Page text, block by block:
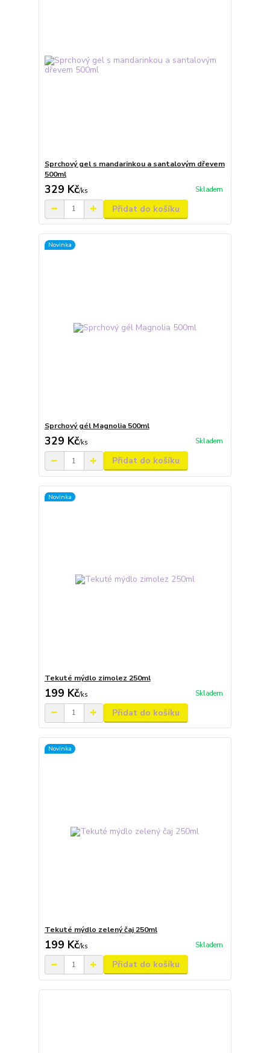
Sprchový gel s mandarinkou a santalovým dřevem
500ml
329 Kč/ks Skladem
Přidat do košíku
Novinka
Sprchový gél Magnolia 500ml
329 Kč/ks Skladem
Přidat do košíku
Novinka
Tekuté mýdlo zimolez 250ml
199 Kč/ks Skladem
Přidat do košíku
Novinka
Tekuté mýdlo zelený čaj 250ml
199 Kč/ks Skladem
Přidat do košíku